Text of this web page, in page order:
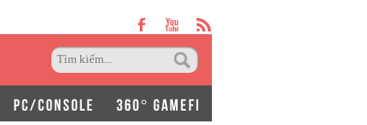
PC/CONSOLE 360° GAMEFI